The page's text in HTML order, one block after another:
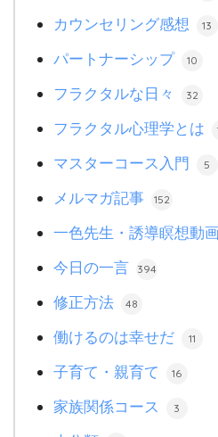
カウンセリング感想 13
パートナーシップ 10
フラクタルな日々 32
フラクタル心理学とは
マスターコース入門 5
メルマガ記事 152
一色先生・誘導瞑想動
今日の一言 394
修正方法 48
働けるのは幸せだ 11
子育て・親育て 16
家族関係コース 3